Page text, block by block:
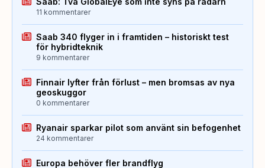
11 kommentarer
Saab 340 flyger in i framtiden – historiskt test
för hybridteknik
9 kommentarer
Finnair lyfter från förlust – men bromsas av nya
geoskuggor
0 kommentarer
Ryanair sparkar pilot som använt sin befogenhet
24 kommentarer
Europa behöver fler brandflyg